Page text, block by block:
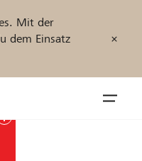
Mit der
dem Einsatz